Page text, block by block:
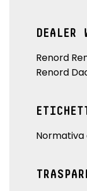
DEALER
Renord
Renord